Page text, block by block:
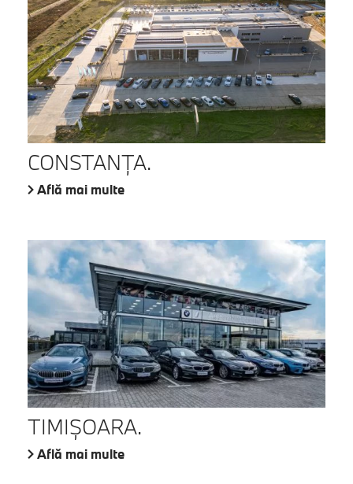
CONSTANŢA.
Află mai multe
TIMIŞOARA.
Află mai multe